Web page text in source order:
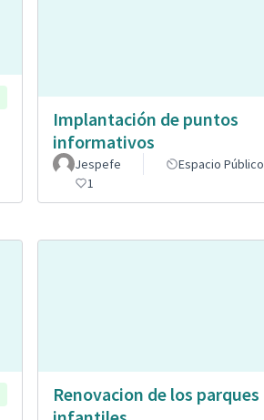
Implantación de puntos
informativos
Jespefe Espacio Público
1
Renovacion de los parques